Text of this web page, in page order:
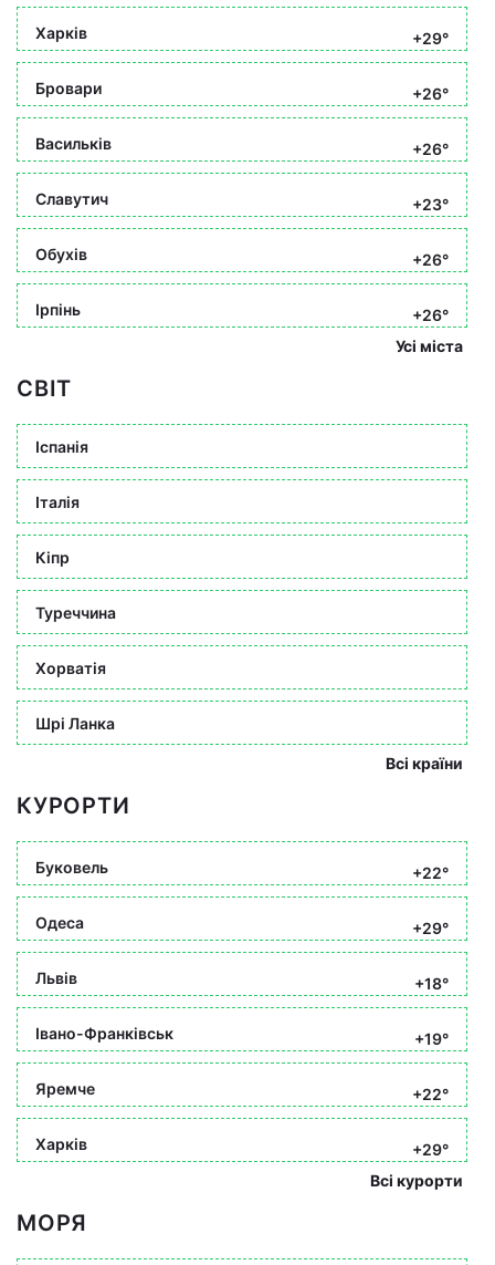
Харків +29°
Бровари +26°
Васильків +26°
Славутич +23°
Обухів +26°
Ірпінь
+26°
Усі міста
СВІТ
Іспанія
Італія
Кіпр
Туреччина
Хорватія
Шрі Ланка
Всі країни
КУРОРТИ
Буковель +22°
Одеса +29°
Львів +18°
Івано-Франківськ +19°
Яремче +22°
Харків
+29°
Всі курорти
МОРЯ